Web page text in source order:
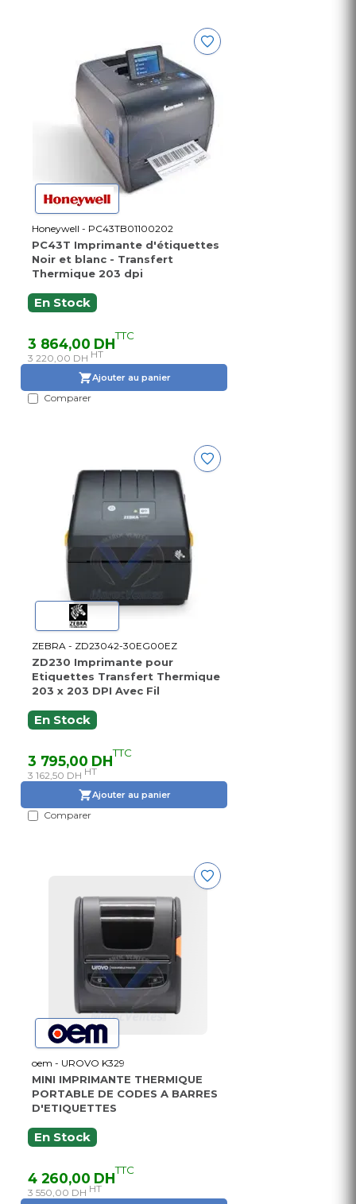
Honeywell - PC43TB01100202
PC43T Imprimante d'étiquettes
Noir et blanc - Transfert
Thermique 203 dpi
En Stock
3 864,00 DHTTC
3 220,00 DH HT
Ajouter au panier
Comparer
ZEBRA - ZD23042-30EG00EZ
ZD230 Imprimante pour
Etiquettes Transfert Thermique
203 x 203 DPI Avec Fil
En Stock
3 795,00 DHTTC
3 162,50 DH HT
Ajouter au panier
Comparer
oem - UROVO K329
MINI IMPRIMANTE THERMIQUE
PORTABLE DE CODES A BARRES
D'ETIQUETTES
En Stock
4 260,00 DHTTC
3 550,00 DH HT